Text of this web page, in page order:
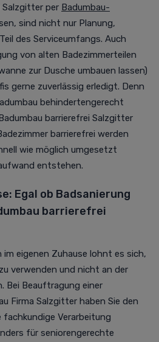
Salzgitter per Badumbau-
sind nicht nur Planung,
des Serviceumfangs. Auch
von alten Badezimmerteilen
zur Dusche umbauen lassen)
gerne zuverlässig erledigt. Denn
behindertengerecht
barrierefrei Salzgitter
barrierefrei werden
wie möglich umgesetzt
entstehen.
Egal ob Badsanierung
barrierefrei
im eigenen Zuhause lohnt es sich,
verwenden und nicht an der
Bei Beauftragung einer
Firma Salzgitter haben Sie den
Verarbeitung
für seniorengerechte